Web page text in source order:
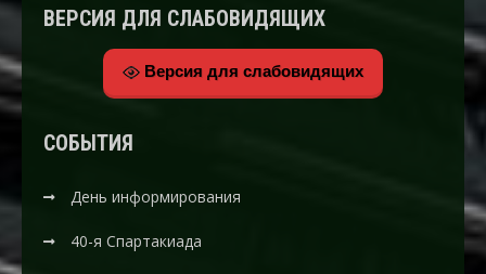
ВЕРСИЯ ДЛЯ СЛАБОВИДЯЩИХ
Версия для слабовидящих
CОБЫТИЯ
День информирования
40-я Спартакиада